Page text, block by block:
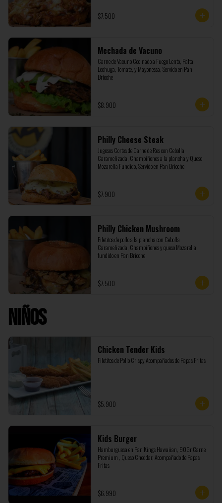
$7.500
Mechada de Vacuno
Carne de Vacuno Cocinado a Fuego Lento, Palta,
Lechuga, Tomate, y Mayonessa, Servido en Pan
Brioche
$8.900
Philly Cheese Steak
Jugosos Cortes de Carne de Res con Cebolla
Caramelizada, Champiñones a la plancha y Queso
Mozarella Fundido, Servido en Pan Brioche
$7.900
Philly Chicken Mushroom
Filetitos de pollo a la plancha con Cebolla
Caramelizada, Champiñones y queso Mozarella
fundido en Pan Brioche
$7.500
Niños
Chicken Tender Kids
Filetitos de Pollo Crispy Acompañados de Papas Fritas
$5.900
Kids Burger
Hamburguesa en Pan Kings Hawaiian, 90Gr Carne
Premium , Queso Cheddar, Acompañado de Papas
Fritas
$6.990